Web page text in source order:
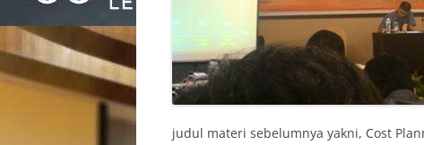
judul materi sebelumnya yakni, Cost